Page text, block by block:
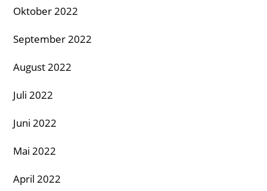
Oktober 2022
September 2022
August 2022
Juli 2022
Juni 2022
Mai 2022
April 2022